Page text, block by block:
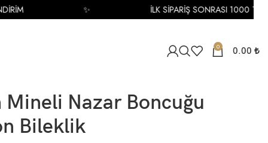
0 0.00 ₺
Mineli Nazar Boncuğu
Bileklik
İLK SİPARİŞ SONRASI 1000 TL